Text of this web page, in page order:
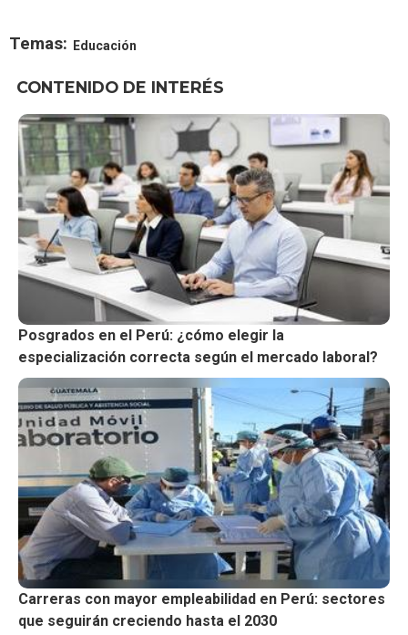
Temas: Educación
CONTENIDO DE INTERÉS
Posgrados en el Perú: ¿cómo elegir la
especialización correcta según el mercado laboral?
Carreras con mayor empleabilidad en Perú: sectores
que seguirán creciendo hasta el 2030